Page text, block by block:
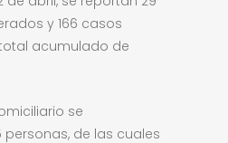
y 166 casos
acumulado de
se
personas, de las cuales